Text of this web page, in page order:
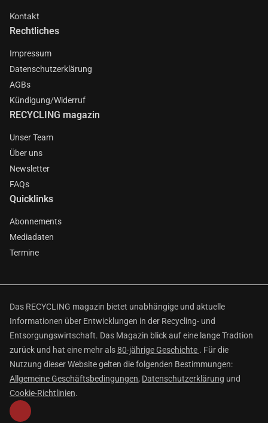
Kontakt
Rechtliches
Impressum
Datenschutzerklärung
AGBs
Kündigung/Widerruf
RECYCLING magazin
Unser Team
Über uns
Newsletter
FAQs
Quicklinks
Abonnements
Mediadaten
Termine
Das RECYCLING magazin bietet unabhängige und aktuelle
Informationen über Entwicklungen in der Recycling- und
Entsorgungswirtschaft. Das Magazin blick auf eine lange Tradtion
zurück und hat eine mehr als80-jährige Geschichte . Für die
Nutzung dieser Website gelten die folgenden Bestimmungen:
Allgemeine Geschäftsbedingungen, Datenschutzerklärung und
Cookie-Richtlinien.